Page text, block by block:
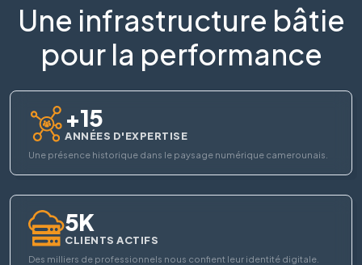
Une infrastructure bâtie
pour la performance
+15
ANNÉES D'EXPERTISE
Une présence historique dans le paysage numérique camerounais.
5K
CLIENTS ACTIFS
Des milliers de professionnels nous confient leur identité digitale.